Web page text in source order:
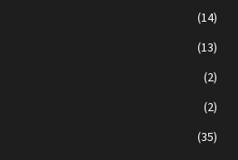
(14)
(13)
(2)
(2)
(35)